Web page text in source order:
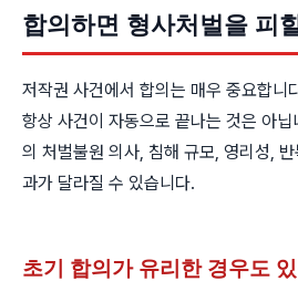
합의하면 형사처벌을 피
저작권 사건에서 합의는 매우 중요합니
항상 사건이 자동으로 끝나는 것은 아
의 처벌불원 의사, 침해 규모, 영리성,
과가 달라질 수 있습니다.
초기 합의가 유리한 경우도